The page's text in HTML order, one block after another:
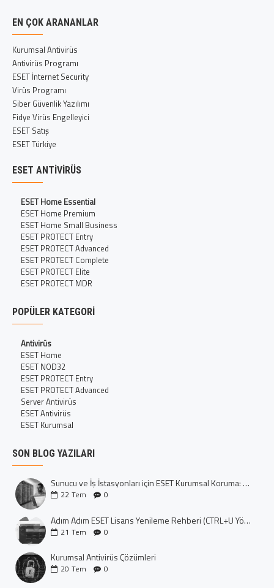
EN ÇOK ARANANLAR
Kurumsal Antivirüs
Antivirüs Programı
ESET İnternet Security
Virüs Programı
Siber Güvenlik Yazılımı
Fidye Virüs Engelleyici
ESET Satış
ESET Türkiye
ESET ANTIVIRÜS
ESET Home Essential
ESET Home Premium
ESET Home Small Business
ESET PROTECT Entry
ESET PROTECT Advanced
ESET PROTECT Complete
ESET PROTECT Elite
ESET PROTECT MDR
POPÜLER KATEGORI
Antivirüs
ESET Home
ESET NOD32
ESET PROTECT Entry
ESET PROTECT Advanced
Server Antivirüs
ESET Antivirüs
ESET Kurumsal
SON BLOG YAZILARI
Sunucu ve İş İstasyonları için ESET Kurumsal Koruma: Dijital Kalenizi İnşa Edin
22 Tem 0
Adım Adım ESET Lisans Yenileme Rehberi (CTRL+U Yöntemi)
21 Tem 0
Kurumsal Antivirüs Çözümleri
20 Tem 0